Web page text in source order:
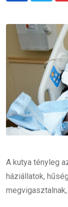
A kutya tényleg
háziállatok,